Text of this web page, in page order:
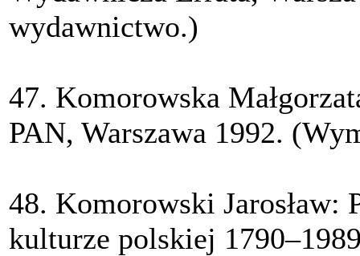
wydawnictwo.)
47. Komorowska
PAN, Warszawa 1992.
48. Komorowski Jarosław:
kulturze polskiej